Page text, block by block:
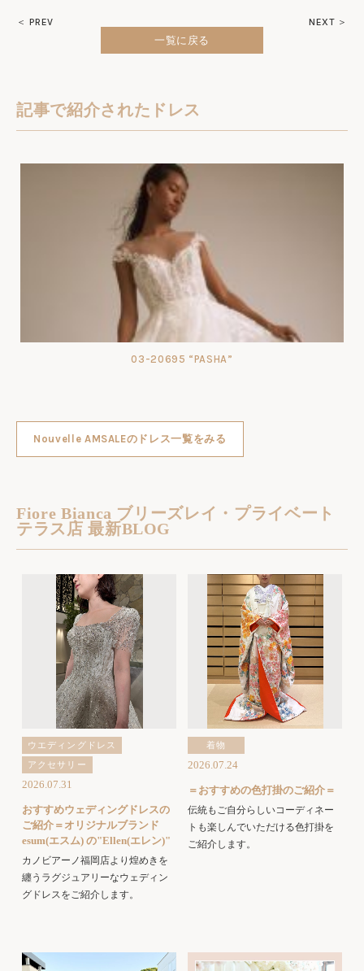
＜ PREV NEXT ＞
一覧に戻る
記事で紹介されたドレス
03-20695 “PASHA”
Nouvelle AMSALEのドレス一覧をみる
Fiore Bianca ブリーズレイ・プライベート
テラス店 最新BLOG
ウエディングドレス
アクセサリー
2026.07.31
おすすめウェディングドレスの
ご紹介＝オリジナルブランド
esum(エスム) の"Ellen(エレン)"
カノビアーノ福岡店より煌めきを
纏うラグジュアリーなウェディン
グドレスをご紹介します。
着物
2026.07.24
＝おすすめの色打掛のご紹介＝
伝統もご自分らしいコーディネー
トも楽しんでいただける色打掛を
ご紹介します。